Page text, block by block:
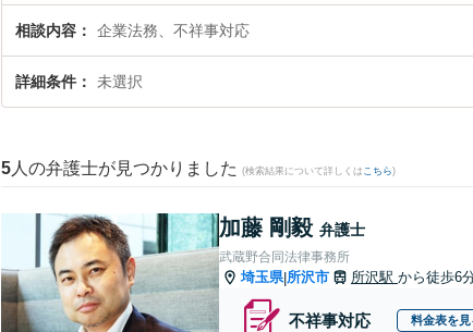
相談内容 企業法務、不祥事対応
詳細条件 未選択
5 人の弁護士が見つかりました (検索結果について詳しくは こちら)
加藤 剛毅 弁護士
武蔵野合同法律事務所
埼玉県|所沢市 所沢駅 から徒歩6
不祥事対応 料金表を見